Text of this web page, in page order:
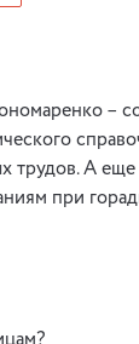
–
трудов. А
при